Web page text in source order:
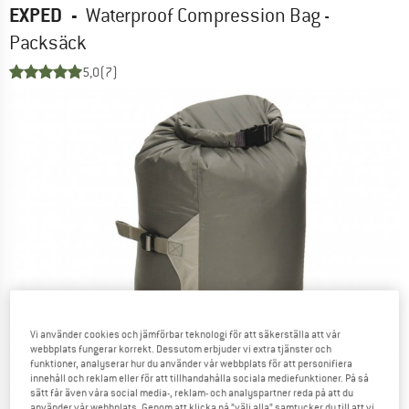
EXPED - Waterproof Compression Bag -
Packsäck
5,0(7)
Vi använder cookies och jämförbar teknologi för att säkerställa att vår
webbplats fungerar korrekt. Dessutom erbjuder vi extra tjänster och
funktioner, analyserar hur du använder vår webbplats för att personifiera
innehåll och reklam eller för att tillhandahålla sociala mediefunktioner. På så
sätt får även våra social media-, reklam- och analyspartner reda på att du